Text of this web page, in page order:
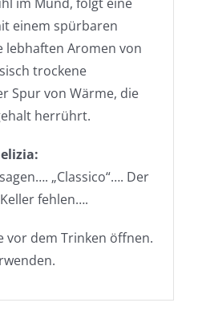
einem spürbaren
lebhaften Aromen von
trockene
Spur von Wärme, die
herrührt.
„Classico“…. Der
fehlen….
vor dem Trinken öffnen.